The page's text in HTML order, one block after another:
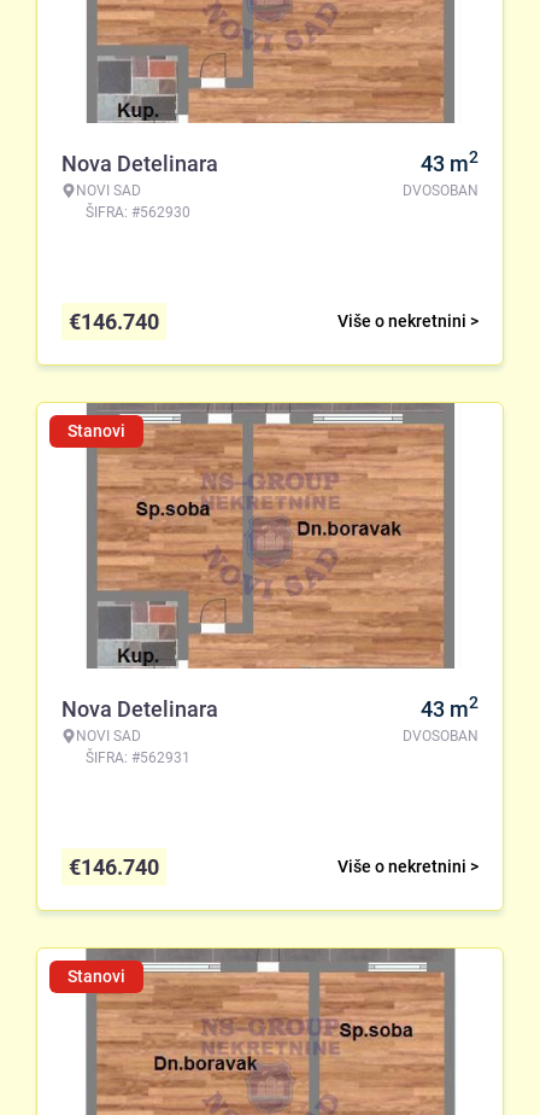
Nova Detelinara
NOVI SAD
ŠIFRA: #562930
43 m2
DVOSOBAN
Više o nekretnini >
€146.740
Stanovi
Nova Detelinara
NOVI SAD
ŠIFRA: #562931
43 m2
DVOSOBAN
Više o nekretnini >
€146.740
Stanovi